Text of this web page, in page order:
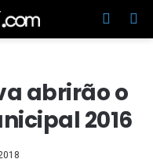
abrirão o
2016